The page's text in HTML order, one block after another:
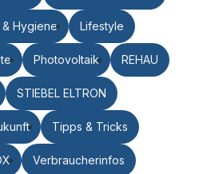
& Hygiene Lifestyle
Photovoltaik REHAU
STIEBEL ELTRON
Tipps & Tricks
Verbraucherinfos